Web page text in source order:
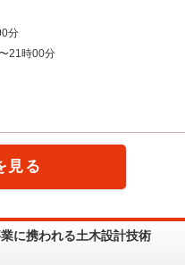
分
21時00分
見る
に携われる土木設計技術